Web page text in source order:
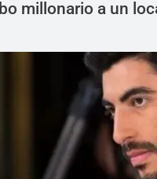
millonario a un